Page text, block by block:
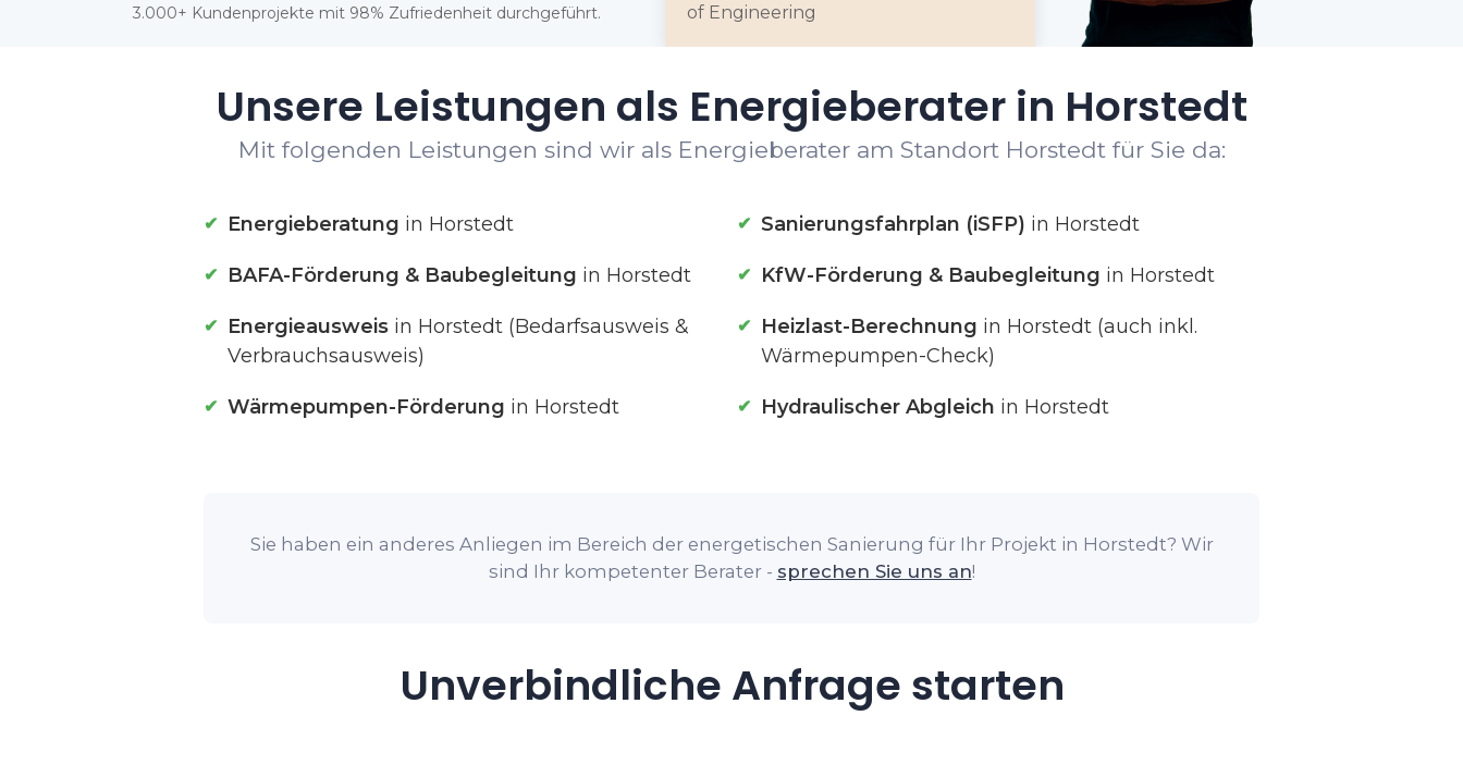
3.000+ Kundenprojekte mit 98% Zufriedenheit durchgeführt.
of Engineering
Unsere Leistungen als Energieberater in Horstedt
Mit folgenden Leistungen sind wir als Energieberater am Standort Horstedt für Sie da:
Energieberatung in Horstedt Sanierungsfahrplan (iSFP) in Horstedt
BAFA-Förderung & Baubegleitung in Horstedt KfW-Förderung & Baubegleitung in Horstedt
Energieausweis in Horstedt (Bedarfsausweis &
Verbrauchsausweis)
Heizlast-Berechnung in Horstedt (auch inkl.
Wärmepumpen-Check)
Wärmepumpen-Förderung in Horstedt Hydraulischer Abgleich in Horstedt
Sie haben ein anderes Anliegen im Bereich der energetischen Sanierung für Ihr Projekt in Horstedt? Wir
sind Ihr kompetenter Berater - sprechen Sie uns an!
Unverbindliche Anfrage starten